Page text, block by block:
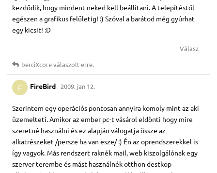
kezdődik, hogy mindent neked kell beállítani. A telepítéstől
egészen a grafikus felületig! :) Szóval a barátod még gyúrhat
egy kicsit! :D
Válasz
berciXcoreválaszolt erre.
F FireBird 2009. jan 12.
Szerintem egy operációs pontosan annyira komoly mint az aki
üzemelteti. Amikor az ember pc-t vásárol eldönti hogy mire
szeretné használni és ez alapján válogatja össze az
alkatrészeket /persze ha van esze/ :) Én az oprendszerekkel is
így vagyok. Más rendszert raknék mail, web kiszolgálónak egy
szerver terembe és mást használnék otthon destkop